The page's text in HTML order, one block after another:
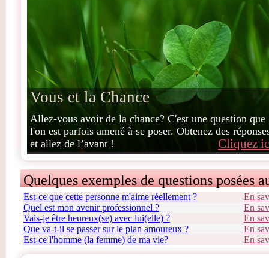
Vous et la Chance
Cliquez
Allez-vous avoir de la chance? C'est une question que
l'on est parfois amené à se poser. Obtenez des
et allez de l’avant !
Quelques exemples de questions posées
Est-ce que cette personne m'aime réellement ?
En
Quel est mon avenir professionnel ?
En
Vais-je être heureux(se) avec lui(elle) ?
En
Que va-t-il se passer sur le plan amoureux ?
En
Est-ce l'homme (la femme) de ma vie?
En